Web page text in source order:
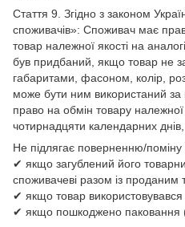
Стаття 9. Згідно з законом
споживачів»: Споживач має
товар належної якості на
був придбаний, якщо товар не
габаритами, фасоном, колір,
може бути ним використаний
право на обмін товару
чотирнадцяти календарних
Не підлягає поверненню/поміну
✔ якщо загублений його
споживачеві разом із проданим
✔ якщо товар використовувався
✔ якщо пошкоджено паковання